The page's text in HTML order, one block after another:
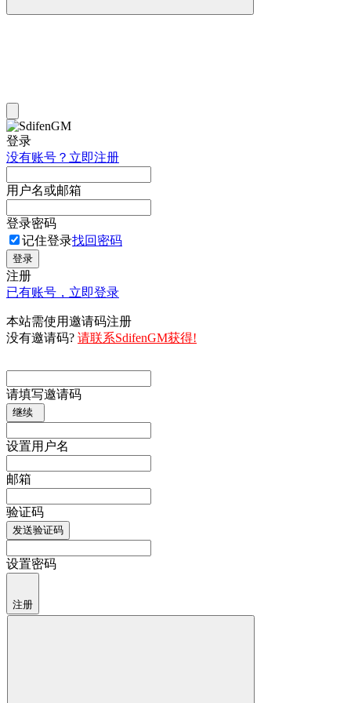
登录
没有账号？立即注册
用户名或邮箱
登录密码
记住登录找回密码
登录
注册
已有账号，立即登录
本站需使用邀请码注册
没有邀请码? 请联系SdifenGM获得!
请填写邀请码
继续
设置用户名
邮箱
验证码
发送验证码
设置密码
注册